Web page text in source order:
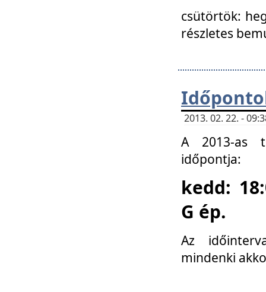
csütörtök:
részletes
2013. 02. 22. -
A 2013-as
időpontja:
kedd:
G ép.
Az
mindenki